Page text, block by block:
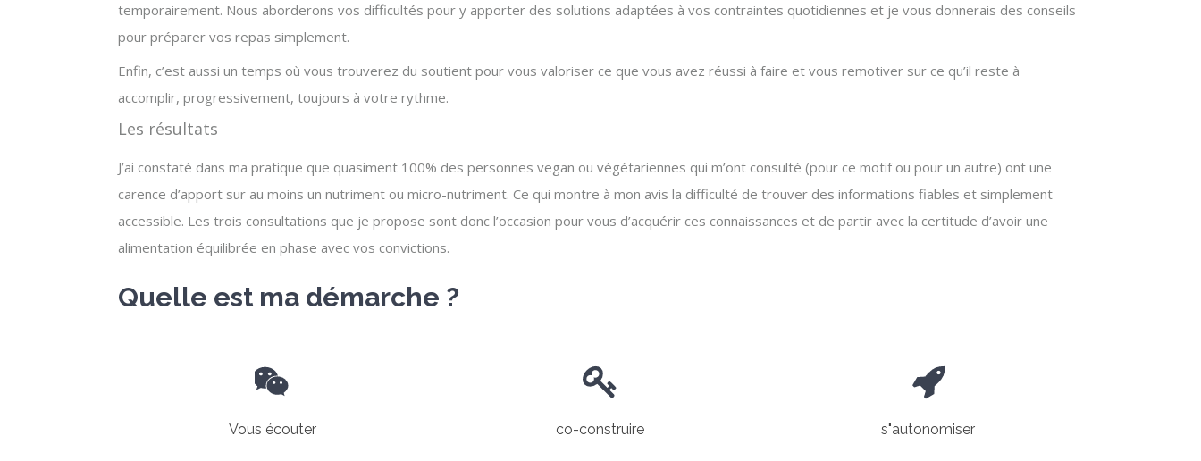
temporairement. Nous aborderons vos difficultés pour y apporter des solutions adaptées à vos contraintes quotidiennes et je vous donnerais des conseils
pour préparer vos repas simplement.
Enfin, c’est aussi un temps où vous trouverez du soutient pour vous valoriser ce que vous avez réussi à faire et vous remotiver sur ce qu’il reste à
accomplir, progressivement, toujours à votre rythme.
Les résultats
J’ai constaté dans ma pratique que quasiment 100% des personnes vegan ou végétariennes qui m’ont consulté (pour ce motif ou pour un autre) ont une
carence d’apport sur au moins un nutriment ou micro-nutriment. Ce qui montre à mon avis la difficulté de trouver des informations fiables et simplement
accessible. Les trois consultations que je propose sont donc l’occasion pour vous d’acquérir ces connaissances et de partir avec la certitude d’avoir une
alimentation équilibrée en phase avec vos convictions.
Quelle est ma démarche ?
Vous écouter co-construire s"autonomiser